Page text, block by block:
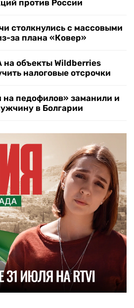
против России
столкнулись с массовыми
за плана «Ковер»
объекты Wildberries
налоговые отсрочки
педофилов» заманили и
в Болгарии